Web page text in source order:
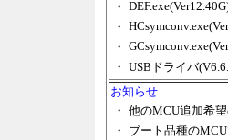
・
・
・
・ USBドライバ
お知らせ
・ 他のMCU追加希望
・
ブート品種の